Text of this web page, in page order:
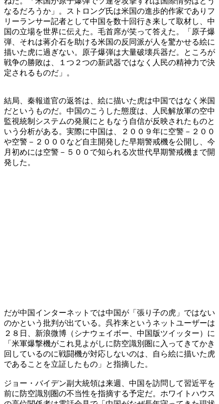
なるだろうか」。ストロング氏は米国の進歩的作家でありフ
リーランサー記者として中国を数十回行き来して取材し、中
国の立場を世界に伝えた。毛首席が笑って答えた。「原子爆
弾、それは蒋介石を助ける米国の反同派が人を驚かせる絵に
描いた虎に過ぎない。原子爆弾は大量破壊兵器だ。ところが
戦争の勝敗は、１つ２つの新武器ではなく人民の精神力で決
定されるものだ」。
結局、秦報道官の返答は、絵に描いた虎は中国ではなく米国
だというものだ。中国のこうした態度は、人民解放軍の空中
監視統制システムの発展にともなう自信が反映されたものと
いう分析がある。実際に中国は、２００９年に空警－２００
や空警－２０００など自主開発した早期警戒機を公開し、今
月初めには空警－５００で知られる次世代早期警戒機まで開
発した。
だが中国インターネットでは中国が「張り子の虎」ではない
のかという批判が出ている。呉祚来というネットユーザーは
２８日、新浪微博（シナウェイボー、中国版ツイッター）に
「米軍爆撃機がこれ見よがしに防空識別圏に入ってきてかき
回しているのに戦闘機が対応しないのは、自ら絵に描いた虎
であることを立証したもの」と指摘した。
ジョー・バイデン副大統領は来週、中国を訪問して習近平を
前に防空識別圏の不当性を指摘する予定だ。ホワイトハウス